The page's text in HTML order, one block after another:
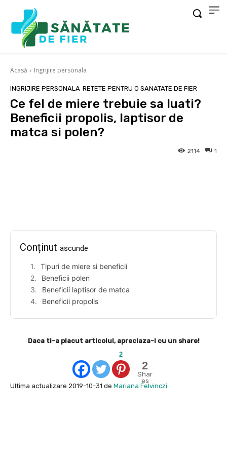
Acasă Ingrijire personala
INGRIJIRE PERSONALA RETETE PENTRU O SANATATE DE FIER
Ce fel de miere trebuie sa luati?
Beneficii propolis, laptisor de
matca si polen?
1
2114
Conținut ascunde
Tipuri de miere si beneficii
Beneficii polen
Beneficii laptisor de matca
Beneficii propolis
Daca ti-a placut articolul, apreciaza-l cu un share!
2
2
Shar
es
Ultima actualizare 2019-10-31 de Mariana Felvinczi